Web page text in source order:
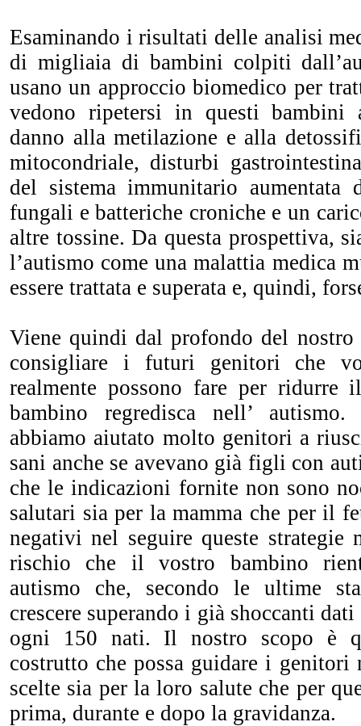
Esaminando i risultati delle analisi
di migliaia di bambini colpiti
usano un approccio biomedico per
vedono ripetersi in questi bambini
danno alla metilazione e alla
mitocondriale, disturbi
del sistema immunitario aumentata
fungali e batteriche croniche e un
altre tossine. Da questa prospettiva,
l’autismo come una malattia medica
essere trattata e superata e, quindi,
Viene quindi dal profondo del
consigliare i futuri genitori che
realmente possono fare per
bambino regredisca nell’
abbiamo aiutato molto genitori a
sani anche se avevano già figli con
che le indicazioni fornite non sono
salutari sia per la mamma che per il
negativi nel seguire queste strategie
rischio che il vostro bambino
autismo che, secondo le ultime
crescere superando i già shoccanti
ogni 150 nati. Il nostro scopo è
costrutto che possa guidare i genitori
scelte sia per la loro salute che per
prima, durante e dopo la gravidanza.